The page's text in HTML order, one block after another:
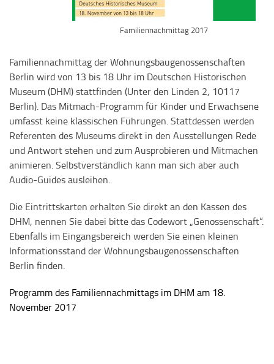
Familiennachmittag 2017
Familiennachmittag der Wohnungsbaugenossenschaften
Berlin wird von 13 bis 18 Uhr im Deutschen Historischen
Museum (DHM) stattfinden (Unter den Linden 2, 10117
Berlin). Das Mitmach-Programm für Kinder und Erwachsene
umfasst keine klassischen Führungen. Stattdessen werden
Referenten des Museums direkt in den Ausstellungen Rede
und Antwort stehen und zum Ausprobieren und Mitmachen
animieren. Selbstverständlich kann man sich aber auch
Audio-Guides ausleihen.
Die Eintrittskarten erhalten Sie direkt an den Kassen des
DHM, nennen Sie dabei bitte das Codewort „Genossenschaft“.
Ebenfalls im Eingangsbereich werden Sie einen kleinen
Informationsstand der Wohnungsbaugenossenschaften
Berlin finden.
Programm des Familiennachmittags im DHM am 18.
November 2017